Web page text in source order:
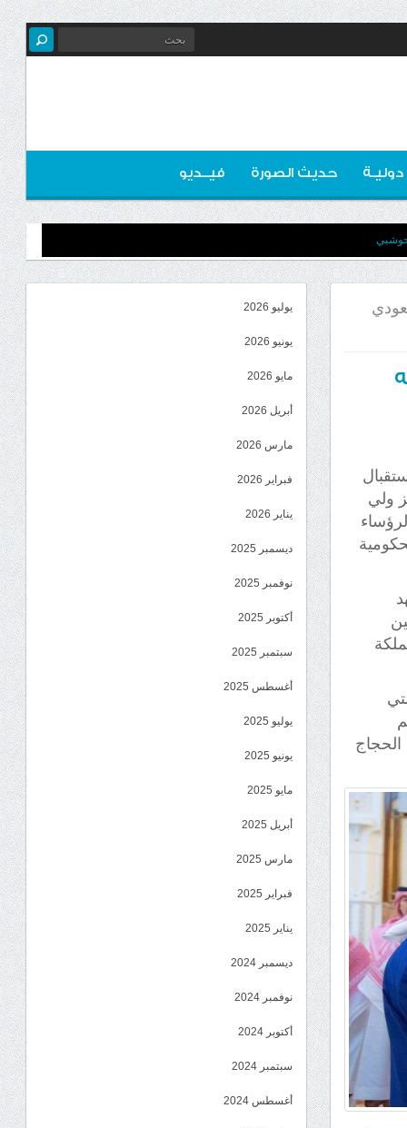
دوليـة حديث الصورة فيــديو
ولي
الحجاج
يوليو 2026
يونيو 2026
مايو 2026
أبريل 2026
مارس 2026
فبراير 2026
يناير 2026
ديسمبر 2025
نوفمبر 2025
أكتوبر 2025
سبتمبر 2025
أغسطس 2025
يوليو 2025
يونيو 2025
مايو 2025
أبريل 2025
مارس 2025
فبراير 2025
يناير 2025
ديسمبر 2024
نوفمبر 2024
أكتوبر 2024
سبتمبر 2024
أغسطس 2024